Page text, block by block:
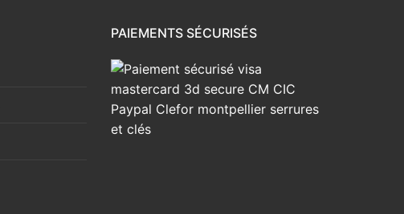
PAIEMENTS SÉCURISÉS